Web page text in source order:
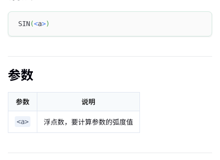
SIN(<a>)
参数
参数 说明
<a> 浮点数，要计算参数的弧度值